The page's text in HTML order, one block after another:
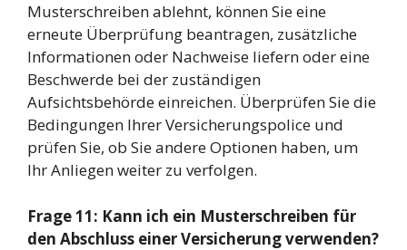
Musterschreiben ablehnt, können Sie eine
erneute Überprüfung beantragen, zusätzliche
Informationen oder Nachweise liefern oder eine
Beschwerde bei der zuständigen
Aufsichtsbehörde einreichen. Überprüfen Sie die
Bedingungen Ihrer Versicherungspolice und
prüfen Sie, ob Sie andere Optionen haben, um
Ihr Anliegen weiter zu verfolgen.
Frage 11: Kann ich ein Musterschreiben für
den Abschluss einer Versicherung verwenden?